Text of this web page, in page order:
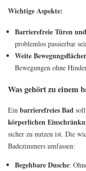
Wichtige Aspekte:
Barrierefreie Türen
problemlos passierbar
Weite
Bewegungen ohne
Was gehört zu einem
Ein barrierefreies Bad
körperlichen
sicher zu nutzen ist. Die
Badezimmers umfassen:
Begehbare Dusche: